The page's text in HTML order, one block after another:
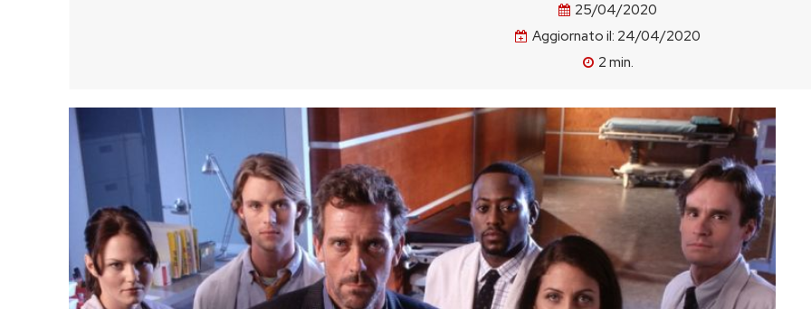
25/04/2020
Aggiornato il: 24/04/2020
2 min.